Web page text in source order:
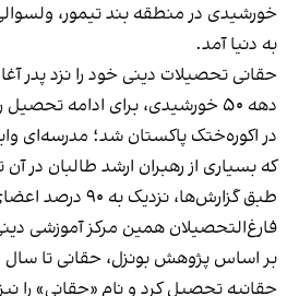
خورشیدی در منطقه بند تیمور،
به دنیا آمد.
حقانی تحصیلات دینی خود را نزد پدر
دهه ۵۰ خورشیدی، برای ادامه
در اکوره‌ختک پاکستان شد؛ مدرسه‌ای
که بسیاری از رهبران ارشد طالبان در
طبق گزارش‌ها،
فارغ‌التحصیلان همین مرکز آموزشی
حقانیه تحصیل کرد و نام «حقانی» را